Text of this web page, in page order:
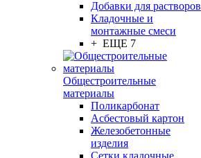
Добавки для растворов
Кладочные и
монтажные смеси
+ ЕЩЕ 7
Общестроительные
материалы
Поликарбонат
Асбестовый картон
Железобетонные
изделия
Сетки кладочные,